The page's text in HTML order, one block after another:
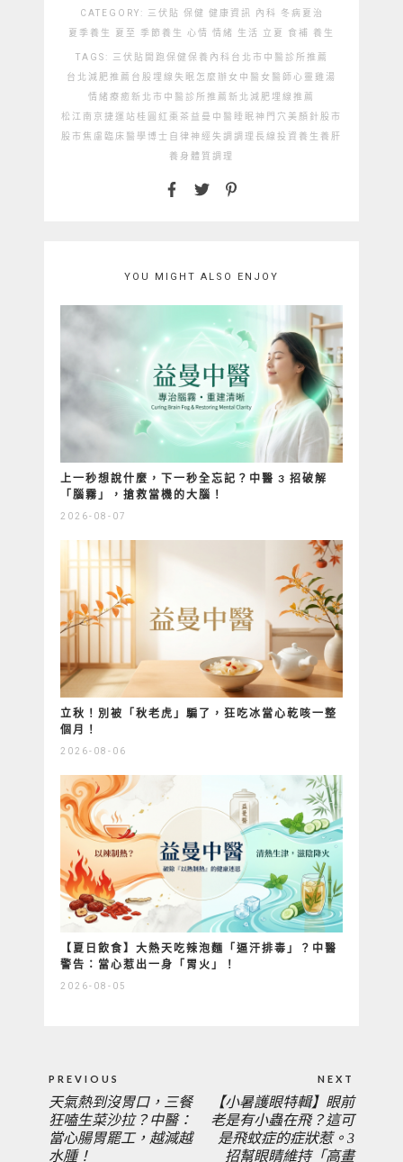
CATEGORY: 三伏貼 保健 健康資訊 內科
冬病夏治
夏季養生
夏至 季節養生 心情 情緒 生活 立夏 食補 養生
TAGS: 三伏貼開跑 保健保養 內科 台北市中醫診所推薦
台北減肥推薦 台股埋線 失眠怎麼辦女中醫 女醫師 心靈雞湯
情緒療癒新北市中醫診所推薦 新北減肥埋線推薦
松江南京捷運站桂圓紅棗茶 益曼中醫 睡眠神門穴 美顏針 股市
股市焦慮 臨床醫學博士 自律神經失調 調理 長線投資 養生 養肝
養身 體質調理
YOU MIGHT ALSO ENJOY
上一秒想說什麼，下一秒全忘記？中醫 3 招破解
「腦霧」，搶救當機的大腦！
2026-08-07
立秋！別被「秋老虎」騙了，狂吃冰當心乾咳一整
個月！
2026-08-06
【夏日飲食】大熱天吃辣泡麵「逼汗排毒」？中醫
警告：當心惹出一身「胃火」！
2026-08-05
導
覽
PREVIOUS
PREVIOUS
POST:
天氣熱到沒胃口，三餐
狂嗑生菜沙拉？中醫：
當心腸胃罷工，越減越
水腫！
NEXT
POST:
【小暑護眼特輯】眼前
老是有小蟲在飛？這可
是飛蚊症的症狀惹。3
招幫眼睛維持「高畫